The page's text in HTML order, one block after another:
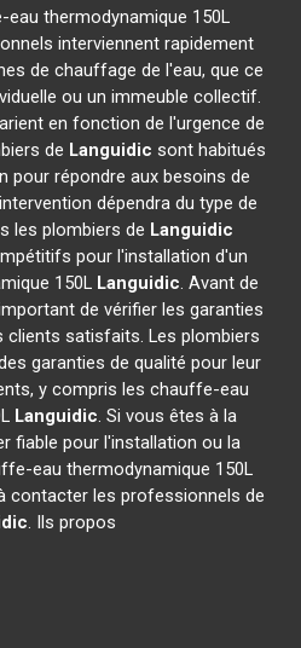
thermodynamique 150L
interviennent rapidement
de chauffage de l'eau, que ce
ou un immeuble collectif.
en fonction de l'urgence de
de Languidic sont habitués
pour répondre aux besoins de
dépendra du type de
les plombiers de Languidic
pour l'installation d'un
150L Languidic. Avant de
de vérifier les garanties
clients satisfaits. Les plombiers
garanties de qualité pour leur
y compris les chauffe-eau
Languidic. Si vous êtes à la
fiable pour l'installation ou la
eau thermodynamique 150L
contacter les professionnels de
. Ils propos